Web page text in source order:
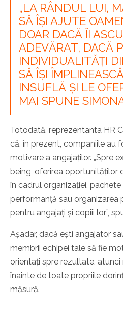
„LA RÂNDUL LUI,
SĂ ÎȘI AJUTE
DOAR DACĂ ÎI
ADEVĂRAT, DACĂ
INDIVIDUALITĂȚI
SĂ ÎȘI
INSUFLĂ ȘI LE
MAI SPUNE
Totodată, reprezentanta HR
că, în prezent, companiile au
motivare a angajaților. „Spre
being, oferirea oportunităților
în cadrul organizației,
performanță sau organizarea
pentru angajați și copiii lor”,
Așadar, dacă ești angajator
membrii echipei tale să fie
orientați spre rezultate, atunci
înainte de toate propriile
măsură.